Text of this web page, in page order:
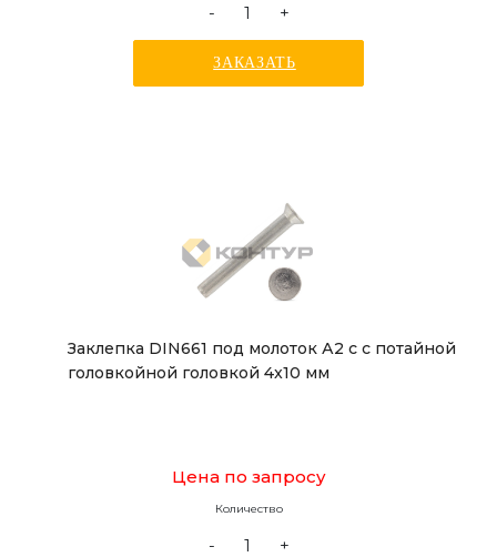
- +
ЗАКАЗАТЬ
Заклепка DIN661 под молоток А2 с с потайной
головкойной головкой 4x10 мм
Цена по запросу
Количество
- +